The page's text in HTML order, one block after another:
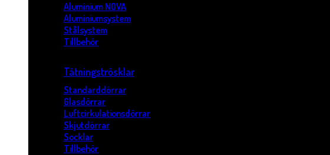
Aluminium NOVA
Aluminiumsystem
Stålsystem
Tillbehör
Tätningströsklar
Standarddörrar
Glasdörrar
Luftcirkulationsdörrar
Skjutdörrar
Socklar
Tillbehör